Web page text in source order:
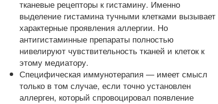
тканевые рецепторы к гистамину. Именно
выделение гистамина тучными клетками вызывает
характерные проявления аллергии. Но
антигистаминные препараты полностью
нивелируют чувствительность тканей и клеток к
этому медиатору.
Специфическая иммунотерапия — имеет смысл
только в том случае, если точно установлен
аллерген, который спровоцировал появление